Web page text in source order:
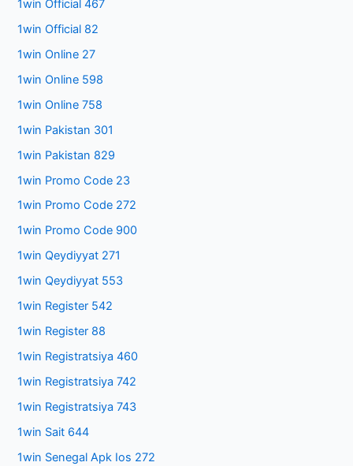
1win Official 467
1win Official 82
1win Online 27
1win Online 598
1win Online 758
1win Pakistan 301
1win Pakistan 829
1win Promo Code 23
1win Promo Code 272
1win Promo Code 900
1win Qeydiyyat 271
1win Qeydiyyat 553
1win Register 542
1win Register 88
1win Registratsiya 460
1win Registratsiya 742
1win Registratsiya 743
1win Sait 644
1win Senegal Apk Ios 272